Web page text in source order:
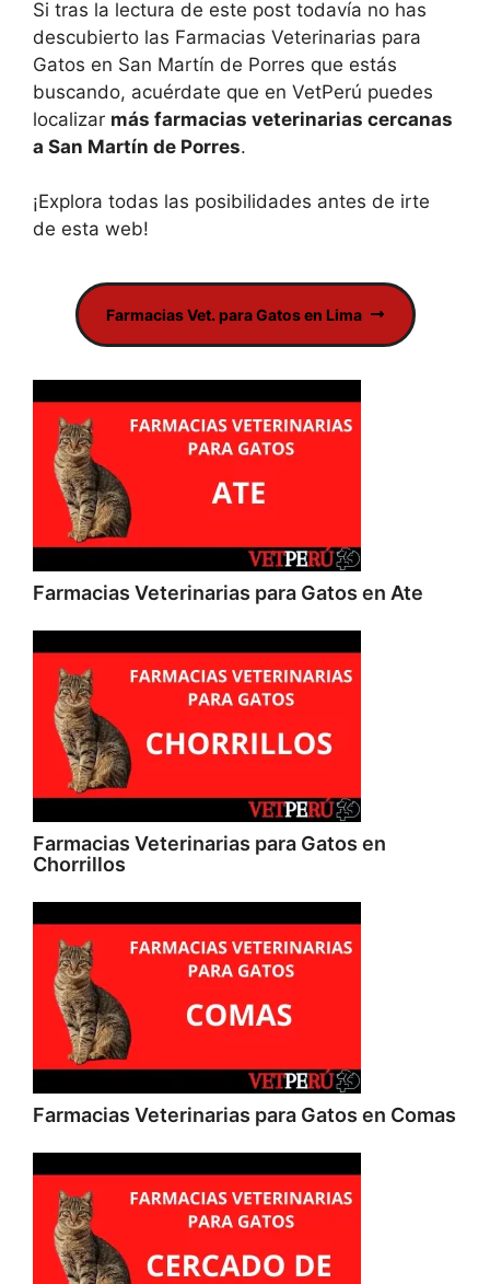
Si tras la lectura de este post todavía no has
descubierto las Farmacias Veterinarias para
Gatos en San Martín de Porres que estás
buscando, acuérdate que en VetPerú puedes
localizar más farmacias veterinarias cercanas
a San Martín de Porres.
¡Explora todas las posibilidades antes de irte
de esta web!
Farmacias Vet. para Gatos en Lima
Farmacias Veterinarias para Gatos en Ate
Farmacias Veterinarias para Gatos en
Chorrillos
Farmacias Veterinarias para Gatos en Comas